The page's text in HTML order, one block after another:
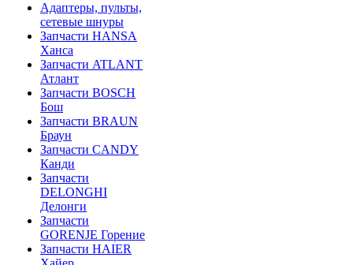
Адаптеры, пульты,
сетевые шнуры
Запчасти HANSA
Ханса
Запчасти ATLANT
Атлант
Запчасти BOSCH
Бош
Запчасти BRAUN
Браун
Запчасти CANDY
Канди
Запчасти
DELONGHI
Делонги
Запчасти
GORENJE Горение
Запчасти HAIER